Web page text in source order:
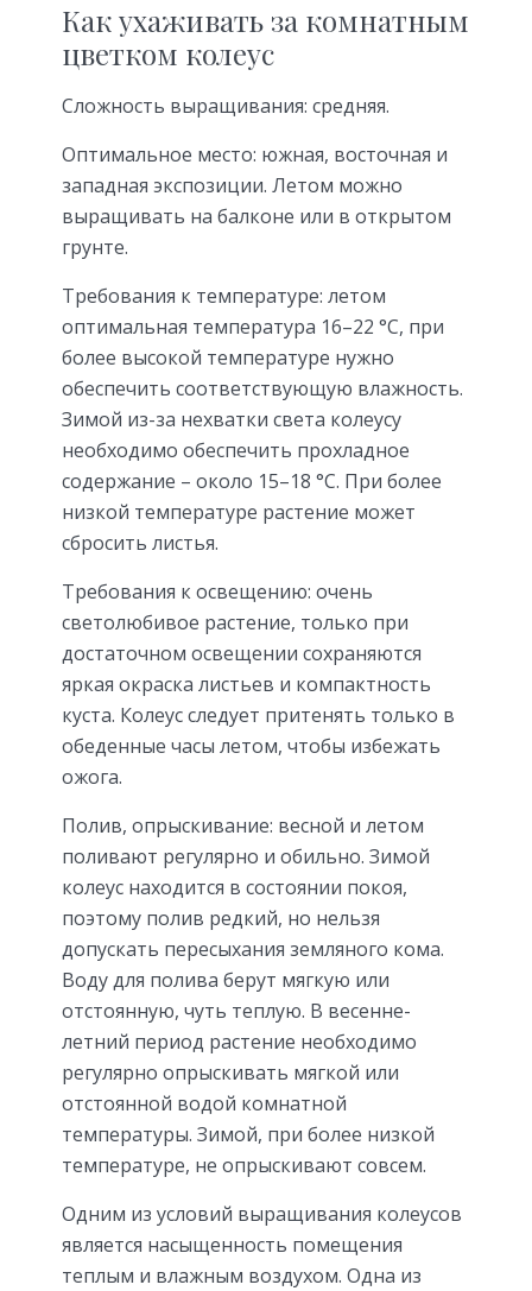
Как ухаживать за комнатным
цветком колеус
Сложность выращивания: средняя.
Оптимальное место: южная, восточная и
западная экспозиции. Летом можно
выращивать на балконе или в открытом
грунте.
Требования к температуре: летом
оптимальная температура 16–22 °C, при
более высокой температуре нужно
обеспечить соответствующую влажность.
Зимой из-за нехватки света колеусу
необходимо обеспечить прохладное
содержание – около 15–18 °C. При более
низкой температуре растение может
сбросить листья.
Требования к освещению: очень
светолюбивое растение, только при
достаточном освещении сохраняются
яркая окраска листьев и компактность
куста. Колеус следует притенять только в
обеденные часы летом, чтобы избежать
ожога.
Полив, опрыскивание: весной и летом
поливают регулярно и обильно. Зимой
колеус находится в состоянии покоя,
поэтому полив редкий, но нельзя
допускать пересыхания земляного кома.
Воду для полива берут мягкую или
отстоянную, чуть теплую. В весенне-
летний период растение необходимо
регулярно опрыскивать мягкой или
отстоянной водой комнатной
температуры. Зимой, при более низкой
температуре, не опрыскивают совсем.
Одним из условий выращивания колеусов
является насыщенность помещения
теплым и влажным воздухом. Одна из